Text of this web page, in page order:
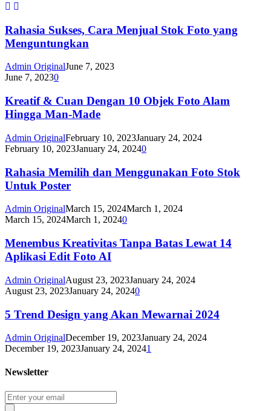
Rahasia Sukses, Cara Menjual Stok Foto yang
Menguntungkan
Admin OriginalJune 7, 2023
June 7, 20230
Kreatif & Cuan Dengan 10 Objek Foto Alam
Hingga Man-Made
Admin OriginalFebruary 10, 2023January 24, 2024
February 10, 2023January 24, 20240
Rahasia Memilih dan Menggunakan Foto Stok
Untuk Poster
Admin OriginalMarch 15, 2024March 1, 2024
March 15, 2024March 1, 20240
Menembus Kreativitas Tanpa Batas Lewat 14
Aplikasi Edit Foto AI
Admin OriginalAugust 23, 2023January 24, 2024
August 23, 2023January 24, 20240
5 Trend Design yang Akan Mewarnai 2024
Admin OriginalDecember 19, 2023January 24, 2024
December 19, 2023January 24, 20241
Newsletter